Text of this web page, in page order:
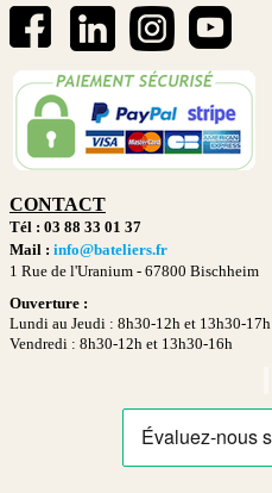
CONTACT
Tél : 03 88 33 01 37
Mail : info@bateliers.fr
1 Rue de l'Uranium - 67800 Bischheim
Ouverture :
Lundi au Jeudi : 8h30-12h et 13h30-17h
Vendredi : 8h30-12h et 13h30-16h